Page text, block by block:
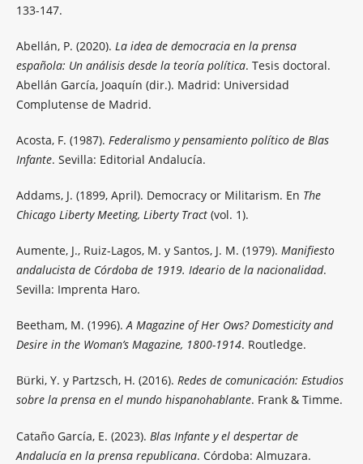
133-147.
Abellán, P. (2020). La idea de democracia en la prensa
española: Un análisis desde la teoría política. Tesis doctoral.
Abellán García, Joaquín (dir.). Madrid: Universidad
Complutense de Madrid.
Acosta, F. (1987). Federalismo y pensamiento político de Blas
Infante. Sevilla: Editorial Andalucía.
Addams, J. (1899, April). Democracy or Militarism. En The
Chicago Liberty Meeting, Liberty Tract (vol. 1).
Aumente, J., Ruiz-Lagos, M. y Santos, J. M. (1979). Manifiesto
andalucista de Córdoba de 1919. Ideario de la nacionalidad.
Sevilla: Imprenta Haro.
Beetham, M. (1996).A Magazine of Her Ows? Domesticity and
Desire in the Woman’s Magazine, 1800-1914. Routledge.
Bürki, Y. y Partzsch, H. (2016). Redes de comunicación: Estudios
sobre la prensa en el mundo hispanohablante. Frank & Timme.
Cataño García, E. (2023). Blas Infante y el despertar de
Andalucía en la prensa republicana. Córdoba: Almuzara.